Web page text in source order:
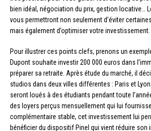
bien idéal, négociation du prix, gestion locative…
vous permettront non seulement d’éviter
mais également d’optimiser votre investissement.
Pour illustrer ces points clefs, prenons un
Dupont souhaite investir 200 000 euros dans
préparer sa retraite. Après étude du marché, il
studios dans deux villes différentes : Paris et
seront loués à des étudiants pendant toute
des loyers perçus mensuellement qui lui
complémentaire stable, cet investissement lui
bénéficier du dispositif Pinel qui vient réduire son